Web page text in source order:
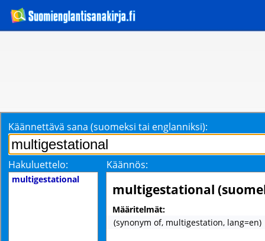
Käännettävä sana (suomeksi tai englanniksi):
Hakuluettelo: Käännös:
multigestational
multigestational
Määritelmät:
(synonym of, multigestation, lang=en)